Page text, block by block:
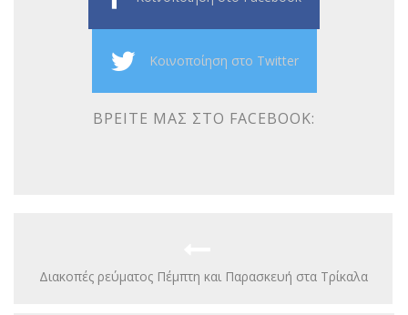
Κοινοποίηση στο Twitter
ΒΡΕΊΤΕ ΜΑΣ ΣΤΟ FACEBOOK:
Διακοπές ρεύματος Πέμπτη και Παρασκευή στα Τρίκαλα